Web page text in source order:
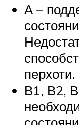
А –
перхоти.
В1, В2,